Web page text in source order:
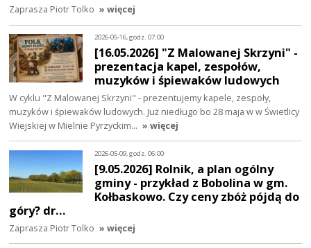
Zaprasza Piotr Tolko » więcej
2026-05-16, godz. 07:00
[16.05.2026] "Z Malowanej Skrzyni" -
prezentacja kapel, zespołów,
muzyków i śpiewaków ludowych
W cyklu "Z Malowanej Skrzyni" - prezentujemy kapele, zespoły,
muzyków i śpiewaków ludowych. Już niedługo bo 28 maja w w Świetlicy
Wiejskiej w Mielnie Pyrzyckim… » więcej
2026-05-09, godz. 06:00
[9.05.2026] Rolnik, a plan ogólny
gminy - przykład z Bobolina w gm.
Kołbaskowo. Czy ceny zbóż pójdą do
góry? dr…
Zaprasza Piotr Tolko » więcej